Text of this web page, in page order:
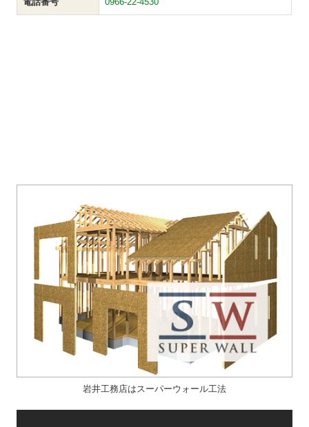
岩井工務店はスーパーウォール工法